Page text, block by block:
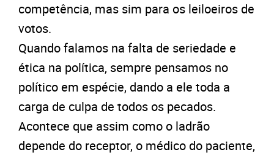
competência, mas sim para os leiloeiros de
votos.
Quando falamos na falta de seriedade e
ética na política, sempre pensamos no
político em espécie, dando a ele toda a
carga de culpa de todos os pecados.
Acontece que assim como o ladrão
depende do receptor, o médico do paciente,